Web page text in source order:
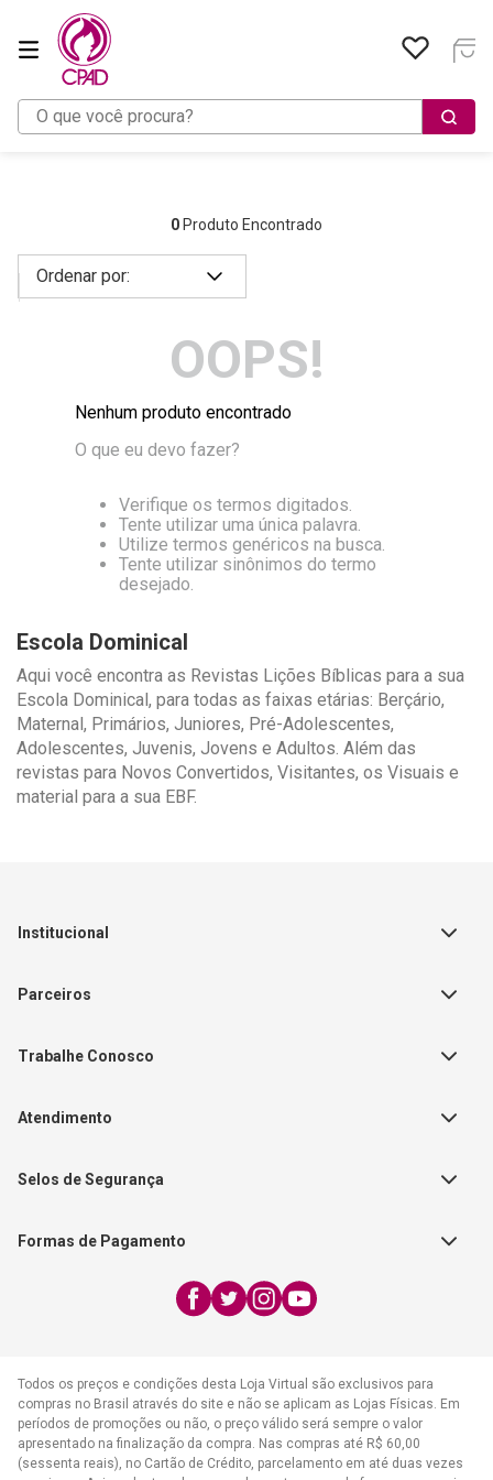
O que você procura?
0 Produto Encontrado
OOPS!
Nenhum produto encontrado
O que eu devo fazer?
Verifique os termos digitados.
Tente utilizar uma única palavra.
Utilize termos genéricos na busca.
Tente utilizar sinônimos do termo
desejado.
Escola Dominical
Aqui você encontra as Revistas Lições Bíblicas para a sua
Escola Dominical, para todas as faixas etárias: Berçário,
Maternal, Primários, Juniores, Pré-Adolescentes,
Adolescentes, Juvenis, Jovens e Adultos. Além das
revistas para Novos Convertidos, Visitantes, os Visuais e
material para a sua EBF.
Institucional
Sobre a Empresa
Política de Vendas
Catálogos de Produtos
Parceiros
Teste Maeztra
Editorial Patmos
FAECAD
Trabalhe Conosco
Fale Conosco
Nossas Lojas
Atendimento
17:30h
WhatsApp:
atendimento@cpad.com.br
Selos de Segurança
Formas de Pagamento
Todos os preços e condições desta Loja Virtual são exclusivos para
compras no Brasil através do site e não se aplicam as Lojas Físicas. Em
períodos de promoções ou não, o preço válido será sempre o valor
apresentado na finalização da compra. Nas compras até R$ 60,00
(sessenta reais), no Cartão de Crédito, parcelamento em até duas vezes